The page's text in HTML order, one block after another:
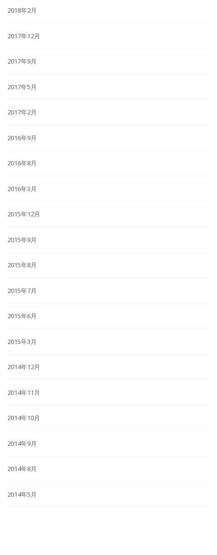
2018年2月
2017年12月
2017年9月
2017年5月
2017年2月
2016年9月
2016年8月
2016年3月
2015年12月
2015年9月
2015年8月
2015年7月
2015年6月
2015年3月
2014年12月
2014年11月
2014年10月
2014年9月
2014年8月
2014年5月